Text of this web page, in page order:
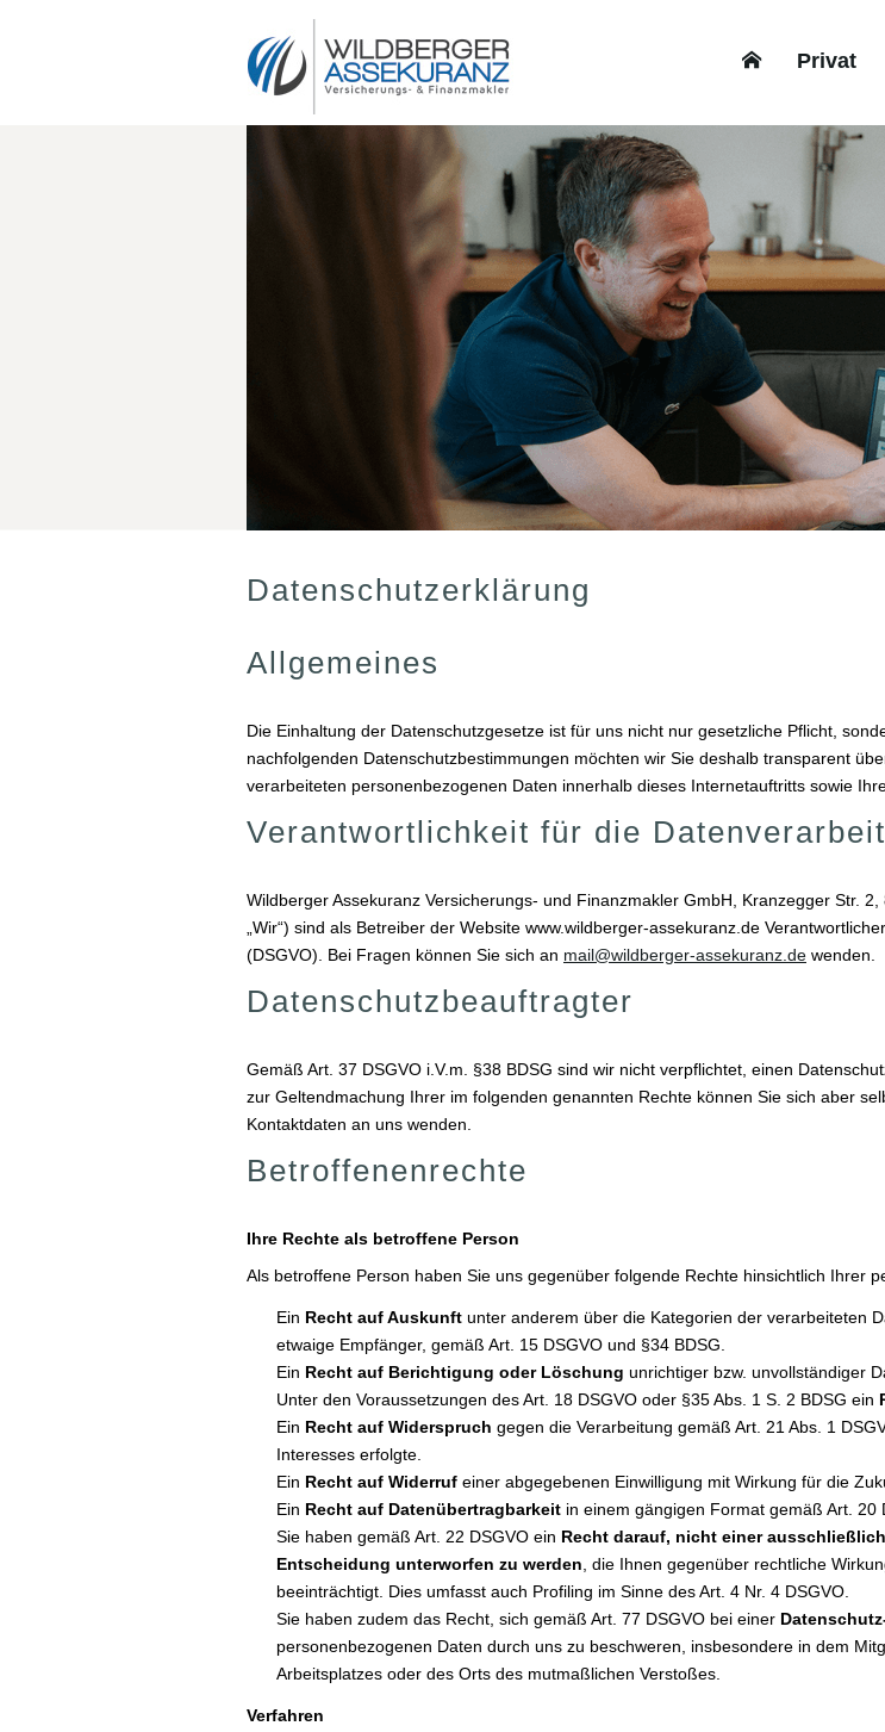
Privat
Datenschutzerklärung
Allgemeines
Die Einhaltung der Datenschutzgesetze ist für uns nicht nur gesetzliche Pflicht,
nachfolgenden Datenschutzbestimmungen möchten wir Sie deshalb transparent
verarbeiteten personenbezogenen Daten innerhalb dieses Internetauftritts sowie
Verantwortlichkeit für die
Wildberger Assekuranz Versicherungs- und Finanzmakler GmbH, Kranzegger Str.
„Wir“) sind als Betreiber der Website www.wildberger-assekuranz.de
(DSGVO). Bei Fragen können Sie sich an mail@wildberger-assekuranz.de wenden.
Datenschutzbeauftragter
Gemäß Art. 37 DSGVO i.V.m. §38 BDSG sind wir nicht verpflichtet, einen
zur Geltendmachung Ihrer im folgenden genannten Rechte können Sie sich aber
Kontaktdaten an uns wenden.
Betroffenenrechte
Ihre Rechte als betroffene Person
Als betroffene Person haben Sie uns gegenüber folgende Rechte hinsichtlich Ihrer
Ein Recht auf Auskunft unter anderem über die Kategorien der verarbeiteten
etwaige Empfänger, gemäß Art. 15 DSGVO und §34 BDSG.
Ein Recht auf Berichtigung oder Löschung unrichtiger bzw. unvollständiger
Unter den Voraussetzungen des Art. 18 DSGVO oder §35 Abs. 1 S. 2 BDSG ein
Ein Recht auf Widerspruch gegen die Verarbeitung gemäß Art. 21 Abs. 1
Interesses erfolgte.
Ein Recht auf Widerruf einer abgegebenen Einwilligung mit Wirkung für die
Ein Recht auf Datenübertragbarkeit in einem gängigen Format gemäß Art. 20
Sie haben gemäß Art. 22 DSGVO ein Recht darauf, nicht einer
Entscheidung unterworfen zu werden , die Ihnen gegenüber rechtliche
beeinträchtigt. Dies umfasst auch Profiling im Sinne des Art. 4 Nr. 4 DSGVO.
Sie haben zudem das Recht, sich gemäß Art. 77 DSGVO bei einer
personenbezogenen Daten durch uns zu beschweren, insbesondere in dem
Arbeitsplatzes oder des Orts des mutmaßlichen Verstoßes.
Verfahren